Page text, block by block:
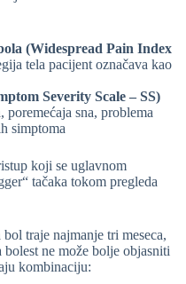
(Widespread Pain Index
tela pacijent označava kao
Severity Scale – SS)
sna, problema
simptoma
koji se uglavnom
tačaka tokom pregleda
traje najmanje tri meseca,
ne može bolje objasniti
kombinaciju: